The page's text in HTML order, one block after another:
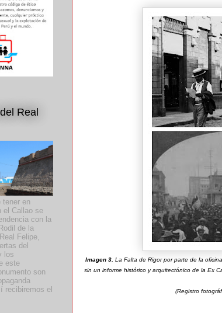
Imagen 3. La Falta de Rigor por parte de la
sin un informe histórico y arquitectónico de la Ex
(Registro
Real
tener en
el Callao se
con la
de la
Felipe,
del
los
este
son
recibiremos el